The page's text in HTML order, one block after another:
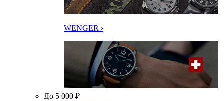
WENGER ›
До 5 000 ₽